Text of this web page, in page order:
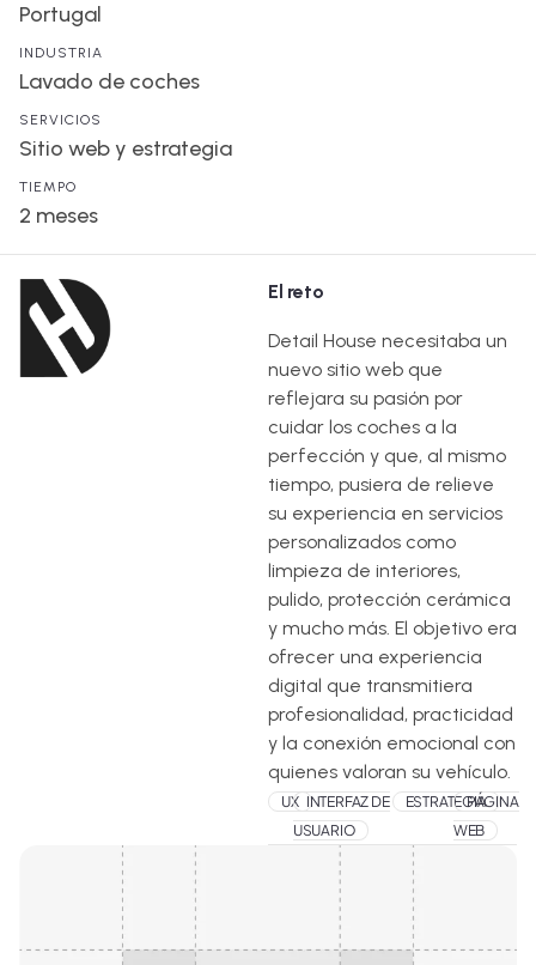
Portugal
INDUSTRIA
Lavado de coches
SERVICIOS
Sitio web y estrategia
TIEMPO
2 meses
El reto
Detail House necesitaba un
nuevo sitio web que
reflejara su pasión por
cuidar los coches a la
perfección y que, al mismo
tiempo, pusiera de relieve
su experiencia en servicios
personalizados como
limpieza de interiores,
pulido, protección cerámica
y mucho más. El objetivo era
ofrecer una experiencia
digital que transmitiera
profesionalidad, practicidad
y la conexión emocional con
quienes valoran su vehículo.
UX INTERFAZ DE
USUARIO
ESTRATEGIAPÁGINA
WEB